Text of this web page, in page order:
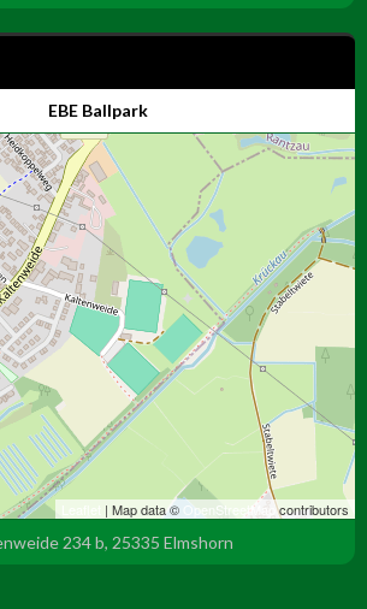
EBE Ballpark
Leaflet | Map data © OpenStreetMapcontributors
234 b, 25335 Elmshorn